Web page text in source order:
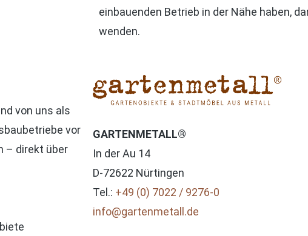
einbauenden Betrieb in der Nähe haben,
wenden.
von uns als
vor
– direkt über
GARTENMETALL®
In der Au 14
D-72622 Nürtingen
Tel.: +49 (0) 7022 / 9276-0
info@gartenmetall.de